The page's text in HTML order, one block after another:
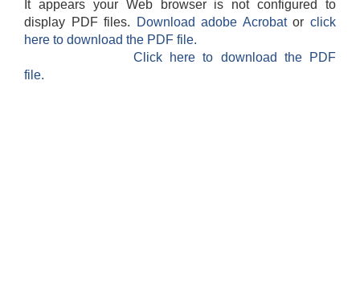
It appears your Web browser is not configured to
display PDF files.
Download adobe Acrobatorclick
here to download the PDF file.
Click here to download the PDF
file.